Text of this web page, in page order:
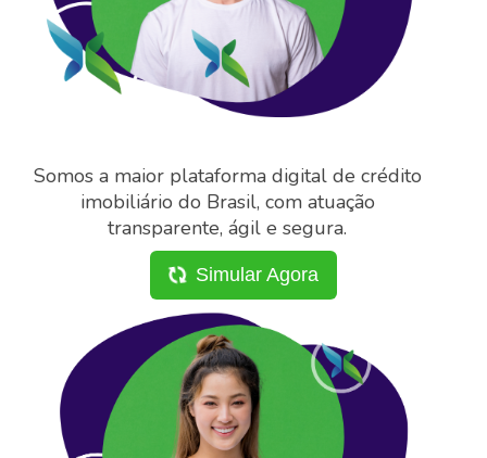
Somos a maior plataforma digital de crédito
imobiliário do Brasil, com atuação
transparente, ágil e segura.
Simular Agora